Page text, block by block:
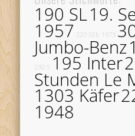
190 SL19.
1957 220 SEb 1973
Jumbo-Benz
230 S 195 Inter
Stunden Le
1303 Käfer
1948